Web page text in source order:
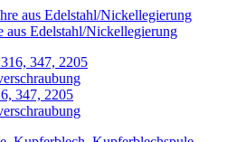
aus Edelstahl/Nickellegierung
347, 2205